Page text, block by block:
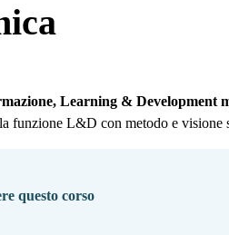
Learning & Development
funzione L&D con metodo e visione
questo corso